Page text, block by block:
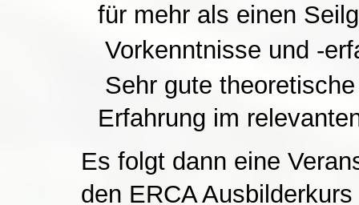
für mehr als einen
Vorkenntnisse und -
Sehr gute
Erfahrung im
Es folgt dann eine
den ERCA